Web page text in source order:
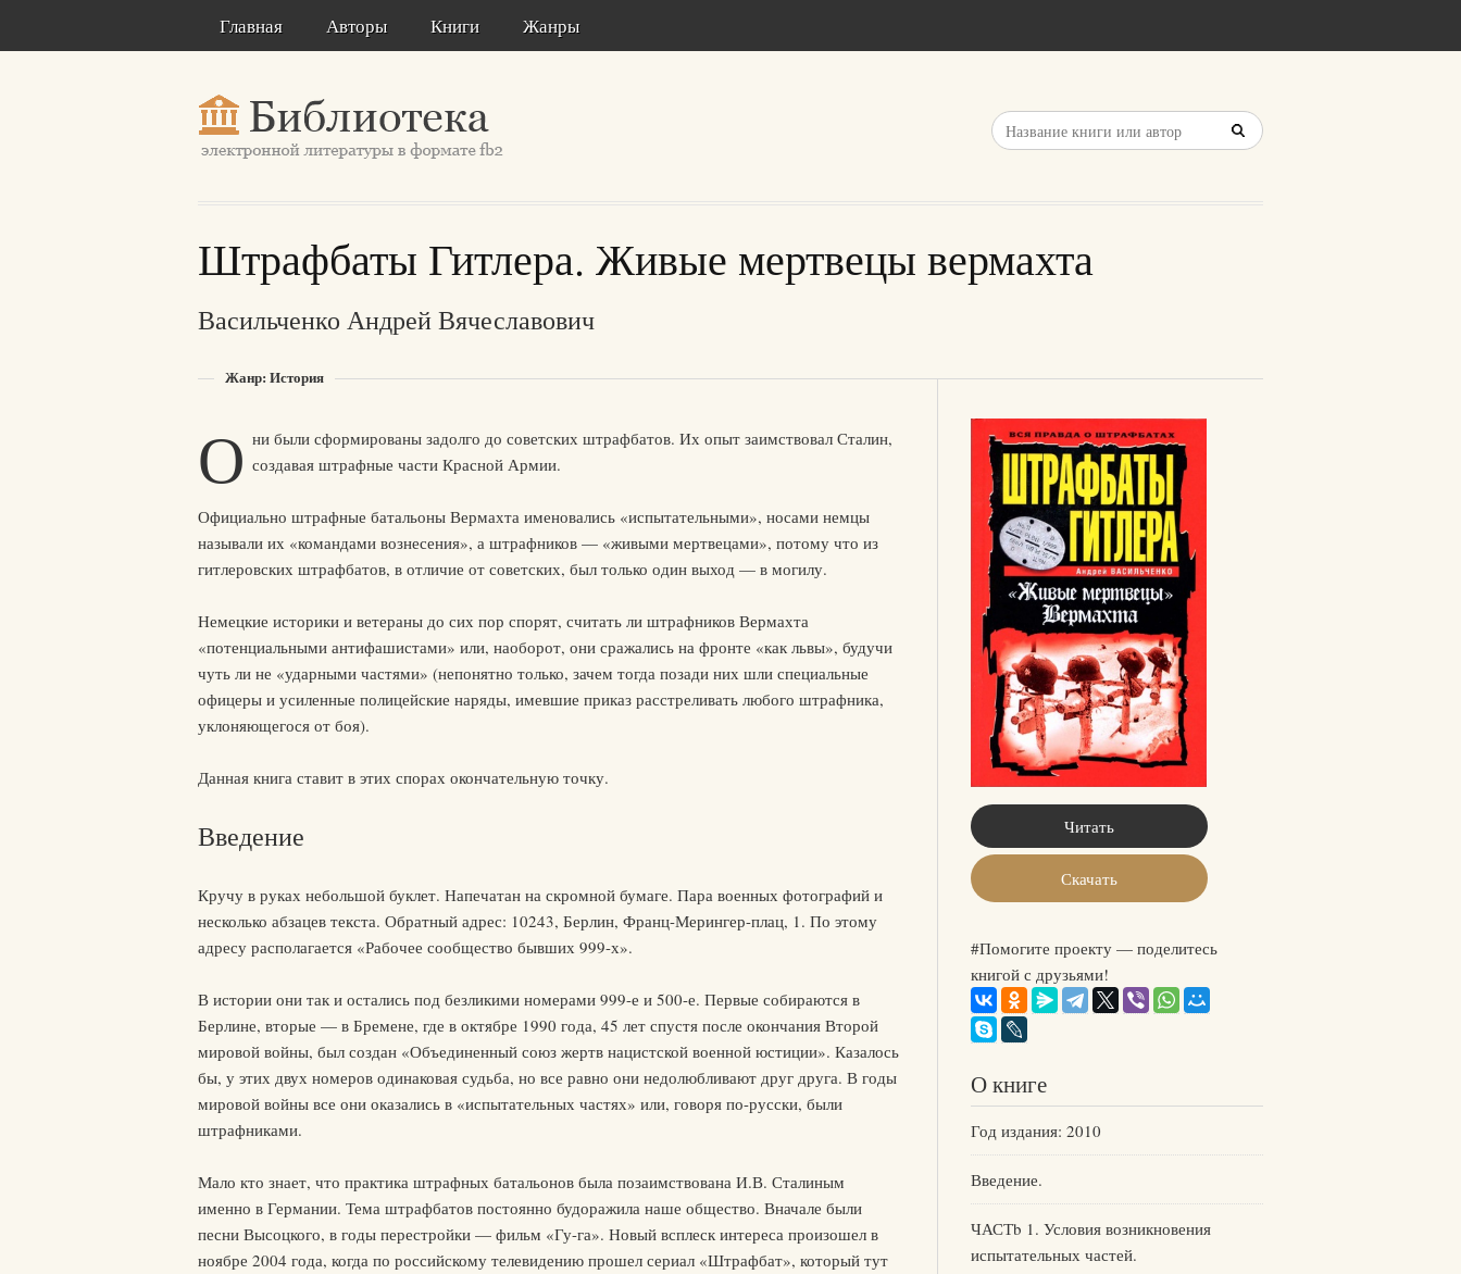
Главная Авторы Книги Жанры
Штрафбаты Гитлера. Живые мертвецы вермахта
Васильченко Андрей Вячеславович
Жанр: История
О ни были сформированы задолго до советских штрафбатов. Их опыт заимствовал Сталин,
создавая штрафные части Красной Армии.
Официально штрафные батальоны Вермахта именовались «испытательными», носами немцы
называли их «командами вознесения», а штрафников — «живыми мертвецами», потому что из
гитлеровских штрафбатов, в отличие от советских, был только один выход — в могилу.
Немецкие историки и ветераны до сих пор спорят, считать ли штрафников Вермахта
«потенциальными антифашистами» или, наоборот, они сражались на фронте «как львы», будучи
чуть ли не «ударными частями» (непонятно только, зачем тогда позади них шли специальные
офицеры и усиленные полицейские наряды, имевшие приказ расстреливать любого штрафника,
уклоняющегося от боя).
Данная книга ставит в этих спорах окончательную точку.
Введение
Кручу в руках небольшой буклет. Напечатан на скромной бумаге. Пара военных фотографий и
несколько абзацев текста. Обратный адрес: 10243, Берлин, Франц-Мерингер-плац, 1. По этому
адресу располагается «Рабочее сообщество бывших 999-х».
В истории они так и остались под безликими номерами 999-е и 500-е. Первые собираются в
Берлине, вторые — в Бремене, где в октябре 1990 года, 45 лет спустя после окончания Второй
мировой войны, был создан «Объединенный союз жертв нацистской военной юстиции». Казалось
бы, у этих двух номеров одинаковая судьба, но все равно они недолюбливают друг друга. В годы
мировой войны все они оказались в «испытательных частях» или, говоря по-русски, были
штрафниками.
Мало кто знает, что практика штрафных батальонов была позаимствована И.В. Сталиным
именно в Германии. Тема штрафбатов постоянно будоражила наше общество. Вначале были
песни Высоцкого, в годы перестройки — фильм «Гу-га». Новый всплеск интереса произошел в
ноябре 2004 года, когда по российскому телевидению прошел сериал «Штрафбат», который тут
Читать
Скачать
#Помогите проекту — поделитесь
книгой с друзьями!
О книге
Год издания: 2010
Введение.
ЧАСТb 1. Условия возникновения
испытательных частей.